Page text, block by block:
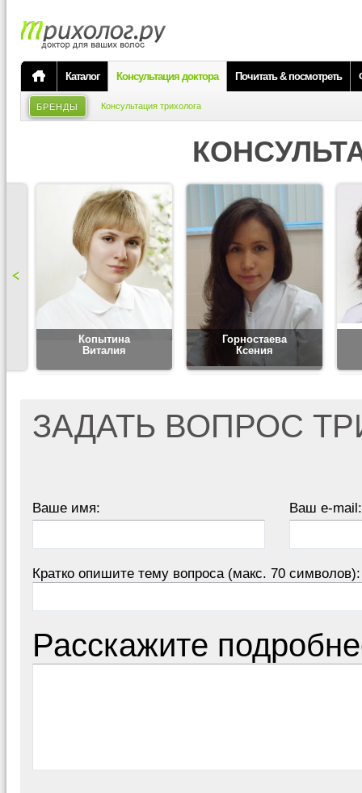
Каталог Консультация доктора Почитать & посмотреть
БРЕНДЫ Консультация трихолога
Копытина
Виталия
Горностаева
Ксения
ЗАДАТЬ ВОПРОС
Ваше имя: Ваш e-mail:
Кратко опишите тему вопроса (макс. 70 символов):
Расскажите